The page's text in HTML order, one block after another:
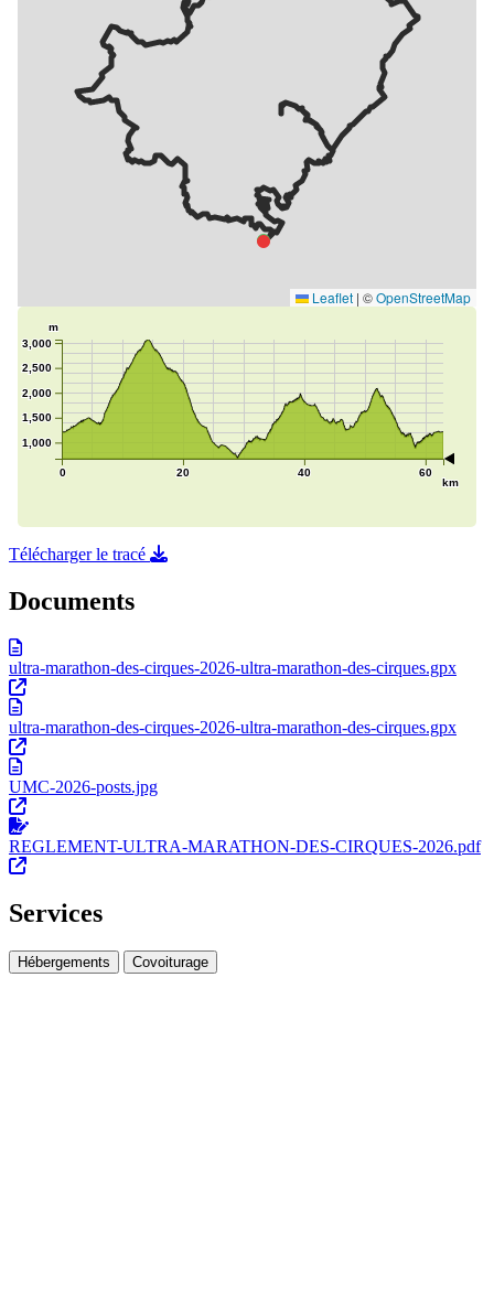
Télécharger le tracé
Documents
ultra-marathon-des-cirques-2026-ultra-marathon-des-cirques.gpx
ultra-marathon-des-cirques-2026-ultra-marathon-des-cirques.gpx
UMC-2026-posts.jpg
REGLEMENT-ULTRA-MARATHON-DES-CIRQUES-2026.pdf
Services
Hébergements Covoiturage